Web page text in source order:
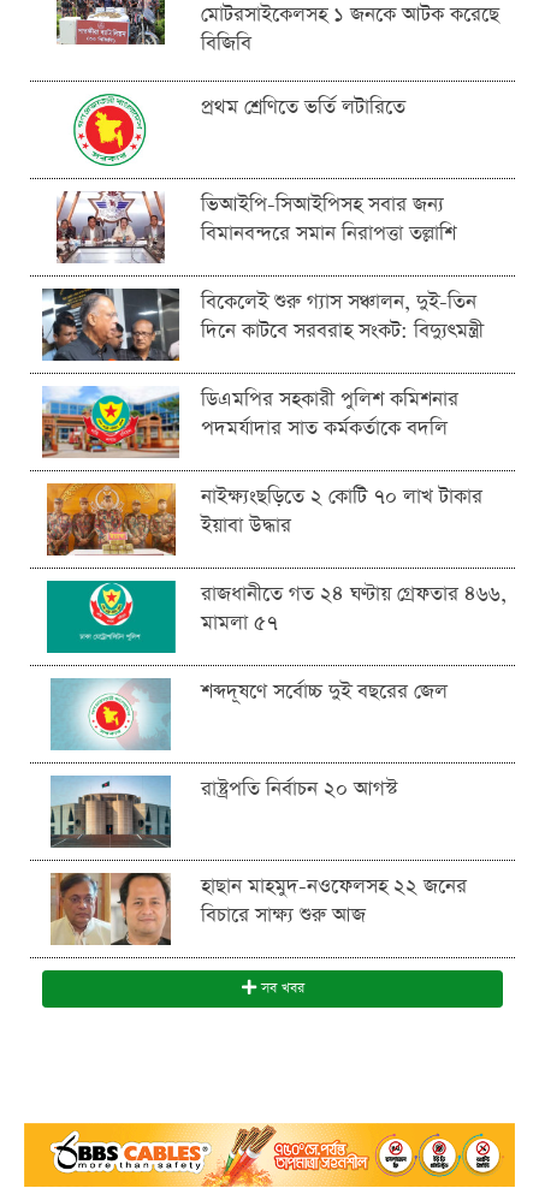
মোটরসাইকেলসহ ১ জনকে আটক করেছে
বিজিবি
প্রথম শ্রেণিতে ভর্তি লটারিতে
ভিআইপি-সিআইপিসহ সবার জন্য
বিমানবন্দরে সমান নিরাপত্তা তল্লাশি
বিকেলেই শুরু গ্যাস সঞ্চালন, দুই-তিন
দিনে কাটবে সরবরাহ সংকট: বিদ্যুৎমন্ত্রী
ডিএমপির সহকারী পুলিশ কমিশনার
পদমর্যাদার সাত কর্মকর্তাকে বদলি
নাইক্ষ্যংছড়িতে ২ কোটি ৭০ লাখ টাকার
ইয়াবা উদ্ধার
রাজধানীতে গত ২৪ ঘণ্টায় গ্রেফতার ৪৬৬,
মামলা ৫৭
শব্দদূষণে সর্বোচ্চ দুই বছরের জেল
রাষ্ট্রপতি নির্বাচন ২০ আগস্ট
হাছান মাহমুদ-নওফেলসহ ২২ জনের
বিচারে সাক্ষ্য শুরু আজ
সব খবর